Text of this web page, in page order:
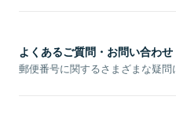
よくあるご質問・お問い合わせ
郵便番号に関するさまざまな疑問